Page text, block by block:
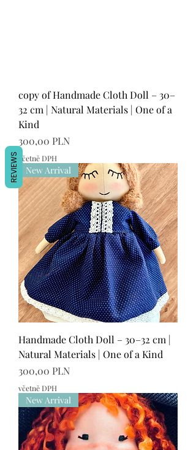
copy of Handmade Cloth Doll – 30–
32 cm | Natural Materials | One of a
Kind
Cena
300,00 PLN
včetně DPH
New Arrival
Handmade Cloth Doll – 30–32 cm |
Natural Materials | One of a Kind
Cena
300,00 PLN
včetně DPH
New Arrival
REVIEWS